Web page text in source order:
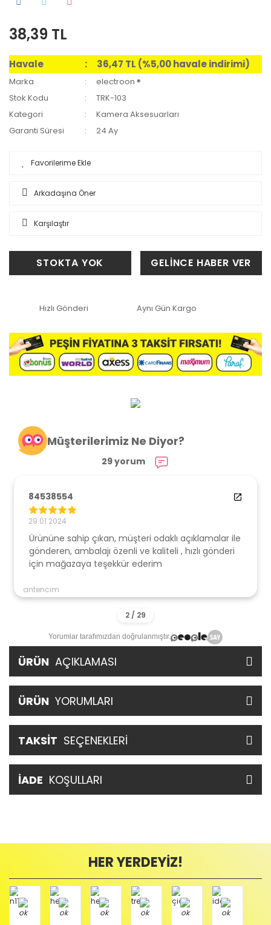
38,39 TL
Havale 36,47 TL (%5,00 havale indirimi)
Marka
electroon ®
Stok Kodu
TRK-103
Kategori
Kamera Aksesuarları
Garanti Süresi
24 Ay
Arkadaşına Öner
Karşılaştır
STOKTA YOK GELİNCE HABER VER
Hızlı Gönderi Aynı Gün Kargo
Müşterilerimiz Ne Diyor?
29 yorum
84538554
29.01.2024
Ürününe sahip çıkan, müşteri odaklı açıklamalar ile
gönderen, ambalajı özenli ve kaliteli , hızlı gönderi
için mağazaya teşekkür ederim
antencim
Yorumlar tarafımızdan doğrulanmıştır.
ÜRÜN AÇIKLAMASI
ÜRÜN YORUMLARI
TAKSİT SEÇENEKLERİ
İADE KOŞULLARI
HER YERDEYİZ!